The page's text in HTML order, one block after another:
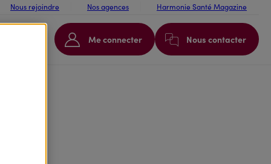
Me connecter Nous contacter
Nous rejoindre Nos agences Harmonie Santé Magazine